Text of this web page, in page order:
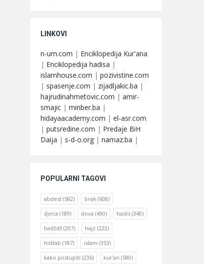
LINKOVI
n-um.com | Enciklopedija Kur'ana
| Enciklopedija hadisa |
islamhouse.com | pozivistine.com
| spasenje.com | zijadljakic.ba |
hajrudinahmetovic.com | amir-
smajic | minber.ba |
hidayaacademy.com | el-asr.com
| putsredine.com | Predaje BiH
Daija | s-d-o.org | namaz.ba |
POPULARNI TAGOVI
abdest (582) brak (608)
djeca (189) dova (490) hadis (340)
hadždž (207) hajz (222)
hidžab (187) islam (353)
kako postupiti (236) kur'an (580)